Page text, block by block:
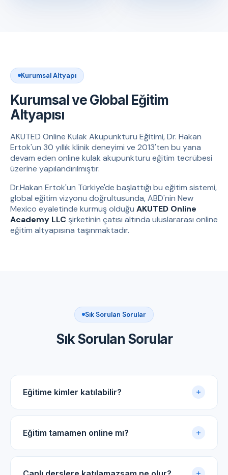
Kurumsal Altyapı
Kurumsal ve Global Eğitim
Altyapısı
AKUTED Online Kulak Akupunkturu Eğitimi, Dr. Hakan
Ertok'un 30 yıllık klinik deneyimi ve 2013'ten bu yana
devam eden online kulak akupunkturu eğitim tecrübesi
üzerine yapılandırılmıştır.
Dr.Hakan Ertok'un Türkiye'de başlattığı bu eğitim sistemi,
global eğitim vizyonu doğrultusunda, ABD'nin New
Mexico eyaletinde kurmuş olduğu AKUTED Online
Academy LLC şirketinin çatısı altında uluslararası online
eğitim altyapısına taşınmaktadır.
Sık Sorulan Sorular
Sık Sorulan Sorular
Eğitime kimler katılabilir?
Akupunktur uygulama sertifikasına sahip tüm tıp
doktorları ve diş hekimleri için uygundur.
Eğitim tamamen online mı?
Evet. Eğitim online panel üzerinden yürütülür. Canlı
dersler, kayıtlı video arşivi ve PDF ders notlarıyla